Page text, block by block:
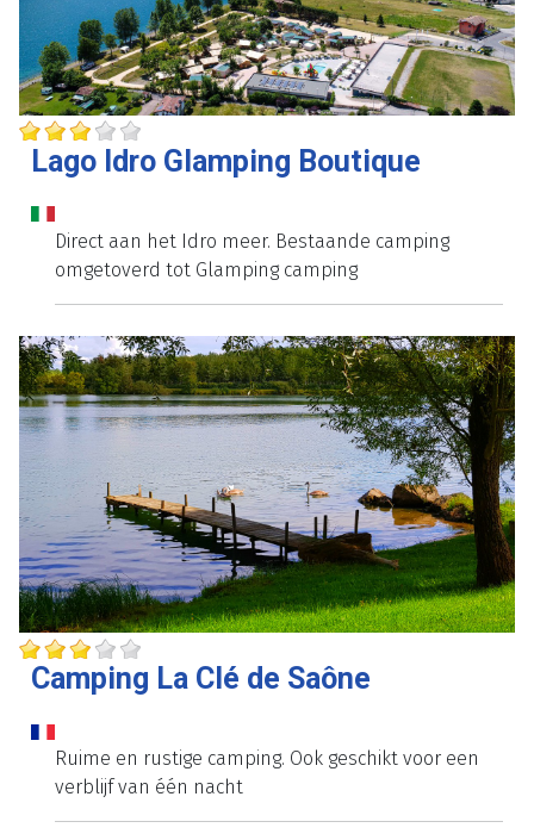
Lago Idro Glamping Boutique
Direct aan het Idro meer. Bestaande camping
omgetoverd tot Glamping camping
Camping La Clé de Saône
Ruime en rustige camping. Ook geschikt voor een
verblijf van één nacht